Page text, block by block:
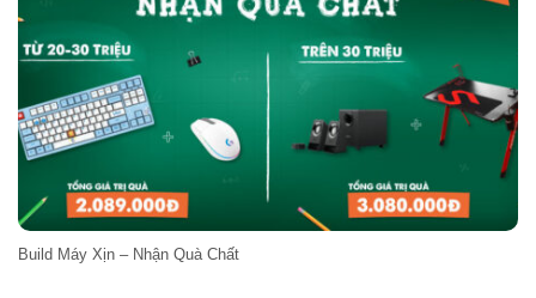
Build Máy Xịn – Nhận Quà Chất